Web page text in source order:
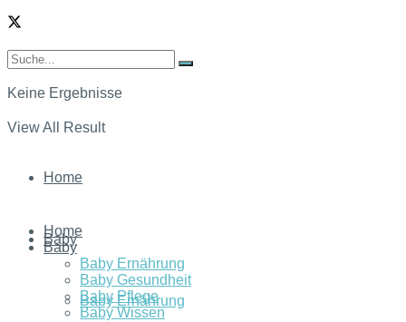
Keine Ergebnisse
View All Result
Home
Baby
Baby Ernährung
Home
Baby
Baby Ernährung
Baby Gesundheit
Baby Pflege
Baby Wissen